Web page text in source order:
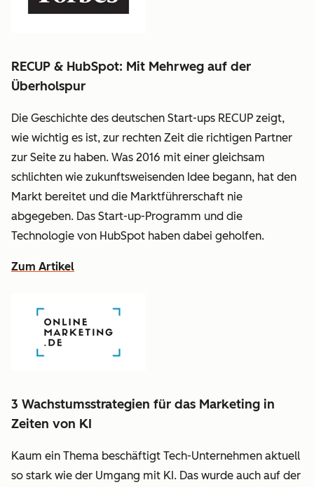
RECUP & HubSpot: Mit Mehrweg auf der
Überholspur
Die Geschichte des deutschen Start-ups RECUP zeigt,
wie wichtig es ist, zur rechten Zeit die richtigen Partner
zur Seite zu haben. Was 2016 mit einer gleichsam
schlichten wie zukunftsweisenden Idee begann, hat den
Markt bereitet und die Marktführerschaft nie
abgegeben. Das Start-up-Programm und die
Technologie von HubSpot haben dabei geholfen.
Zum Artikel
3 Wachstumsstrategien für das Marketing in
Zeiten von KI
Kaum ein Thema beschäftigt Tech-Unternehmen aktuell
so stark wie der Umgang mit KI. Das wurde auch auf der